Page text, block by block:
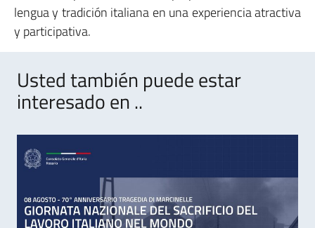
lengua y tradición italiana en una experiencia atractiva
y participativa.
Usted también puede estar
interesado en ..